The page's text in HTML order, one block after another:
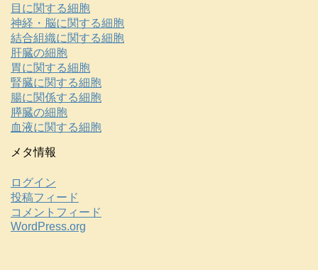
目に関する細胞
神経・脳に関する細胞
結合組織に関する細胞
肝臓の細胞
胃に関する細胞
腎臓に関する細胞
腸に関係する細胞
膵臓の細胞
血液に関する細胞
メタ情報
ログイン
投稿フィード
コメントフィード
WordPress.org